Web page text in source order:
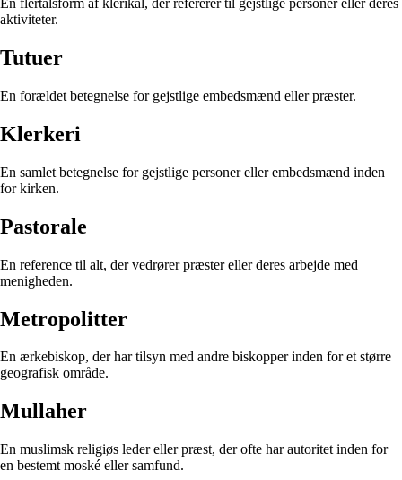
En flertalsform af klerikal, der refererer til gejstlige personer eller deres
aktiviteter.
Tutuer
En forældet betegnelse for gejstlige embedsmænd eller præster.
Klerkeri
En samlet betegnelse for gejstlige personer eller embedsmænd inden
for kirken.
Pastorale
En reference til alt, der vedrører præster eller deres arbejde med
menigheden.
Metropolitter
En ærkebiskop, der har tilsyn med andre biskopper inden for et større
geografisk område.
Mullaher
En muslimsk religiøs leder eller præst, der ofte har autoritet inden for
en bestemt moské eller samfund.